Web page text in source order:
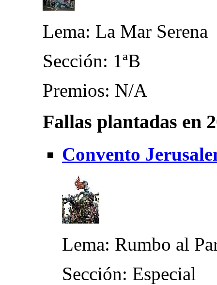
Lema: La Mar Serena
Sección: 1ªB
Premios: N/A
Fallas plantadas en
Convento
Lema: Rumbo al
Sección: Especial